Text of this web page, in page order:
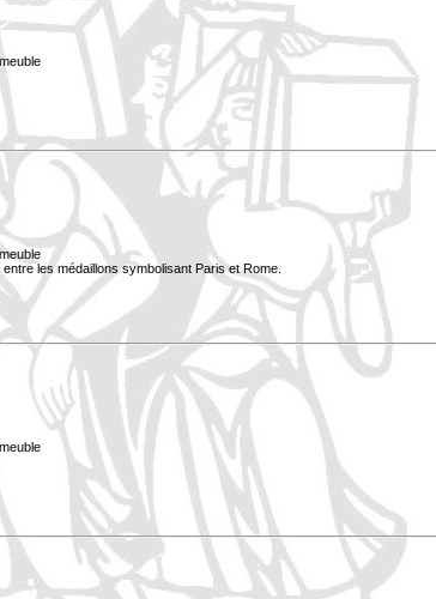
les médaillons symbolisant Paris et Rome.